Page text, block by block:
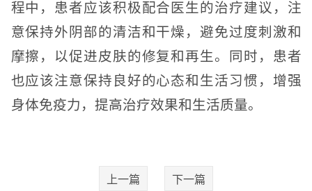
程中，患者应该积极配合医生的治疗建议，注
意保持外阴部的清洁和干燥，避免过度刺激和
摩擦，以促进皮肤的修复和再生。同时，患者
也应该注意保持良好的心态和生活习惯，增强
身体免疫力，提高治疗效果和生活质量。
上一篇 下一篇